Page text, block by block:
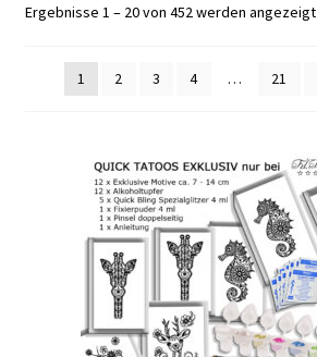
Impressum
Kasse
Produktinfos
Versandbedingungen
Vertrag widerrufen
Ergebnisse 1 – 20 von 452 werden angezeigt
1 2 3 4 … 21